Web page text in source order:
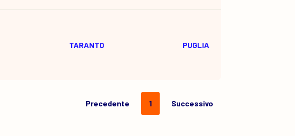
TARANTO PUGLIA
Precedente 1 Successivo